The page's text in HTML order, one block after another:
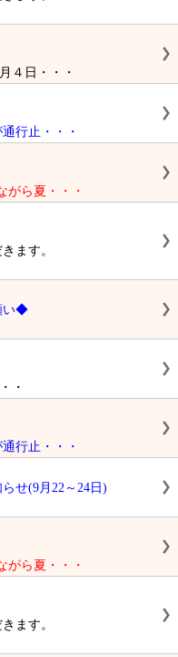
４日・・・
行止・・・
がら夏・・・
ます。
い◆
・
行止・・・
せ(9月22～24日)
がら夏・・・
ます。